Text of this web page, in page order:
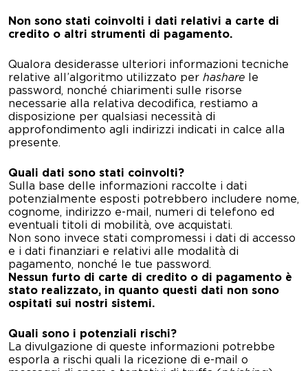
Non sono stati coinvolti i dati relativi a carte di
credito o altri strumenti di pagamento.
Qualora desiderasse ulteriori informazioni tecniche
relative all’algoritmo utilizzato per hashare le
password, nonché chiarimenti sulle risorse
necessarie alla relativa decodifica, restiamo a
disposizione per qualsiasi necessità di
approfondimento agli indirizzi indicati in calce alla
presente.
Quali dati sono stati coinvolti?
Sulla base delle informazioni raccolte i dati
potenzialmente esposti potrebbero includere nome,
cognome, indirizzo e-mail, numeri di telefono ed
eventuali titoli di mobilità, ove acquistati.
Non sono invece stati compromessi i dati di accesso
e i dati finanziari e relativi alle modalità di
pagamento, nonché le tue password.
Nessun furto di carte di credito o di pagamento è
stato realizzato, in quanto questi dati non sono
ospitati sui nostri sistemi.
Quali sono i potenziali rischi?
La divulgazione di queste informazioni potrebbe
esporla a rischi quali la ricezione di e-mail o